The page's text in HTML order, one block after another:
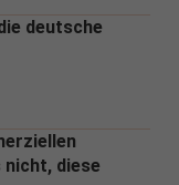
deutsche
nicht, diese